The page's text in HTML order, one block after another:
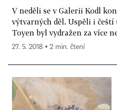
V neděli se v Galerii Kodl
výtvarných děl. Uspěli i
Toyen byl vydražen za více
27. 5. 2018 ▪ 2 min. čtení